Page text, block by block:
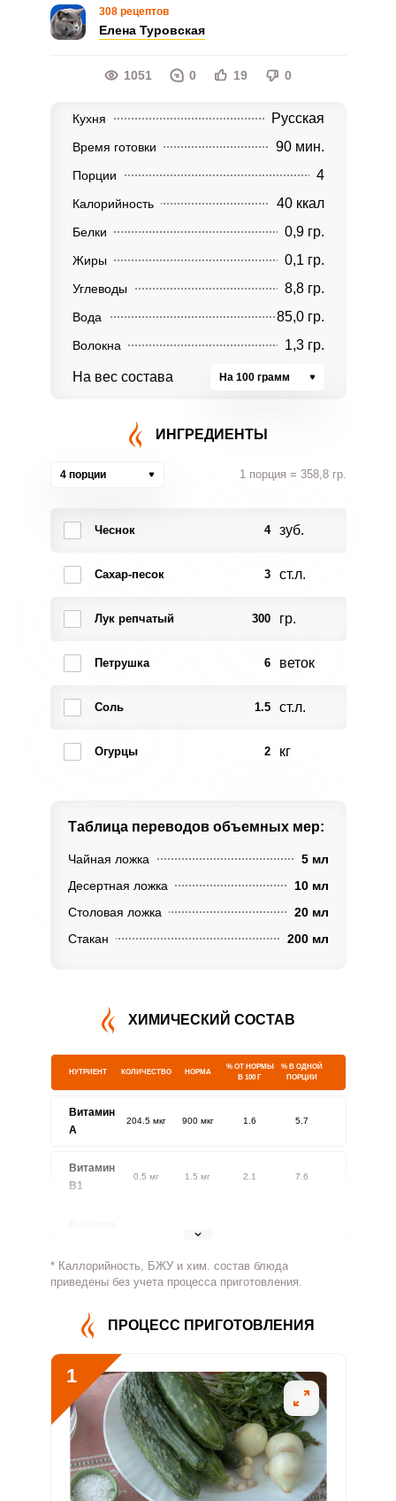
308 рецептов
Елена Туровская
1051 0 19 0
Кухня Русская
Время готовки 90 мин.
Порции 4
Калорийность 40 ккал
Белки 0,9 гр.
Жиры 0,1 гр.
Углеводы 8,8 гр.
Вода 85,0 гр.
Волокна 1,3 гр.
На вес состава На 100 грамм
ИНГРЕДИЕНТЫ
4 порции 1 порция = 358,8 гр.
Чеснок 4 зуб.
Сахар-песок 3 ст.л.
Лук репчатый 300 гр.
Петрушка 6 веток
Соль 1.5 ст.л.
Огурцы 2 кг
Таблица переводов объемных мер:
Чайная ложка
5 мл
Десертная ложка
10 мл
Столовая ложка
20 мл
Стакан
200 мл
ХИМИЧЕСКИЙ СОСТАВ
НУТРИЕНТ КОЛИЧЕСТВО НОРМА
% ОТ НОРМЫ
В 100 Г
% В ОДНОЙ
ПОРЦИИ
Витамин
A
204.5 мкг 900 мкг 1.6 5.7
Витамин
В1
0.5 мг 1.5 мг 2.1 7.6
1.8 мг
Витамин
80.6 мг 500 мг 1.1 4
Витамин
В5
Витамин
В6
0.8 мг 2 мг 2.8 10
Витамин
В9
79.2 мкг 400 мкг 1.4
* Каллорийность, БЖУ и хим. состав блюда
приведены без учета процесса приготовления.
ПРОЦЕСС ПРИГОТОВЛЕНИЯ
1